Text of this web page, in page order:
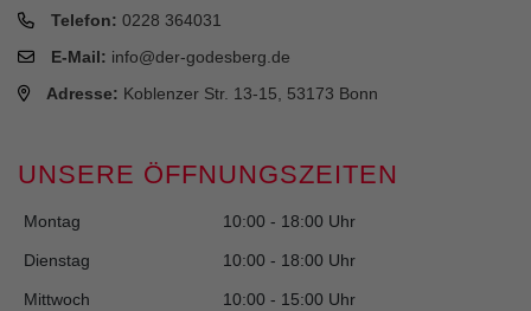
Telefon: 0228 364031
E-Mail: info@der-godesberg.de
Adresse: Koblenzer Str. 13-15, 53173 Bonn
UNSERE ÖFFNUNGSZEITEN
Montag 10:00 - 18:00 Uhr
Dienstag 10:00 - 18:00 Uhr
Mittwoch 10:00 - 15:00 Uhr